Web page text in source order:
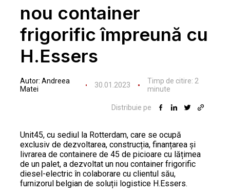
nou container
frigorific împreună cu
H.Essers
Autor: Andreea
Matei
30.01.2023 Timp de citire: 2
minute
Distribuie pe
Unit45, cu sediul la Rotterdam, care se ocupă
exclusiv de dezvoltarea, construcția, finanțarea și
livrarea de containere de 45 de picioare cu lățimea
de un palet, a dezvoltat un nou container frigorific
diesel-electric în colaborare cu clientul său,
furnizorul belgian de soluții logistice H.Essers.